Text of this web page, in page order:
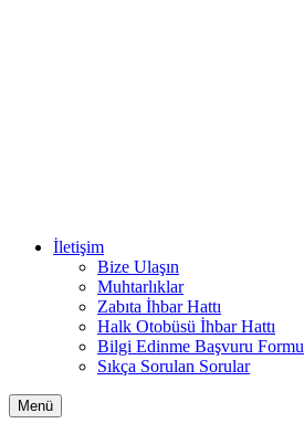
İletişim
Bize Ulaşın
Muhtarlıklar
Zabıta İhbar Hattı
Halk Otobüsü İhbar Hattı
Bilgi Edinme Başvuru Formu
Sıkça Sorulan Sorular
Menü